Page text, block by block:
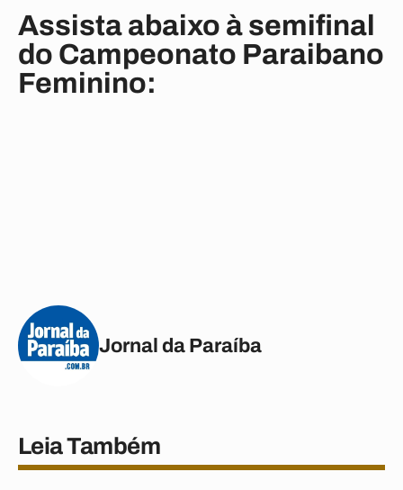
Assista abaixo à semifinal
do Campeonato Paraibano
Feminino:
Jornal da Paraíba
Leia Também